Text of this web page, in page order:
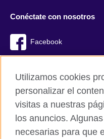
Conéctate con nosotros
Facebook
British Council global
Utilizamos cookies
personalizar el
visitas a nuestras
los anuncios.
necesarias para que